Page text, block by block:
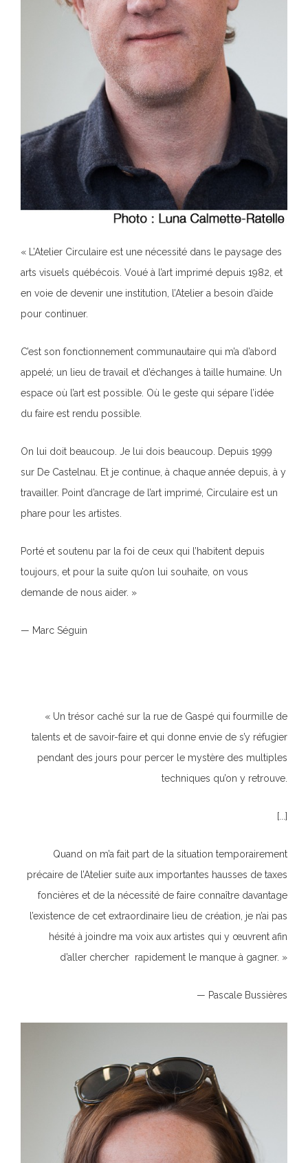
« L’Atelier Circulaire est une nécessité dans le paysage des
arts visuels québécois. Voué à l’art imprimé depuis 1982, et
en voie de devenir une institution, l’Atelier a besoin d’aide
pour continuer.
C’est son fonctionnement communautaire qui m’a d’abord
appelé; un lieu de travail et d’échanges à taille humaine. Un
espace où l’art est possible. Où le geste qui sépare l’idée
du faire est rendu possible.
On lui doit beaucoup. Je lui dois beaucoup. Depuis 1999
sur De Castelnau. Et je continue, à chaque année depuis, à y
travailler. Point d’ancrage de l’art imprimé, Circulaire est un
phare pour les artistes.
Porté et soutenu par la foi de ceux qui l’habitent depuis
toujours, et pour la suite qu’on lui souhaite, on vous
demande de nous aider. »
— Marc Séguin
« Un trésor caché sur la rue de Gaspé qui fourmille de
talents et de savoir-faire et qui donne envie de s’y réfugier
pendant des jours pour percer le mystère des multiples
techniques qu’on y retrouve.
[...]
Quand on m’a fait part de la situation temporairement
précaire de l’Atelier suite aux importantes hausses de taxes
foncières et de la nécessité de faire connaître davantage
l’existence de cet extraordinaire lieu de création, je n’ai pas
hésité à joindre ma voix aux artistes qui y œuvrent afin
d’aller chercher rapidement le manque à gagner. »
— Pascale Bussières